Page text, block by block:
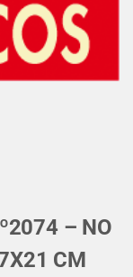
– NO
CM